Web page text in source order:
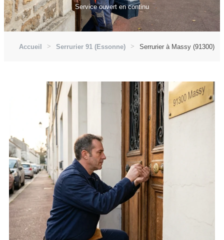
Service ouvert en continu
Accueil Serrurier 91 (Essonne) Serrurier à Massy (91300)